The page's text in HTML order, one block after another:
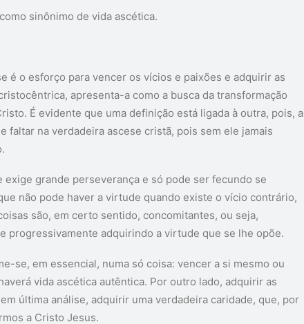
sinônimo de vida ascética.
é o esforço para vencer os vícios e paixões e adquirir as
apresenta-a como a busca da transformação
É evidente que uma definição está ligada à outra, pois, a
faltar na verdadeira ascese cristã, pois sem ele jamais
grande perseverança e só pode ser fecundo se
não pode haver a virtude quando existe o vício contrário,
são, em certo sentido, concomitantes, ou seja,
progressivamente adquirindo a virtude que se lhe opõe.
se, em essencial, numa só coisa: vencer a si mesmo ou
vida ascética autêntica. Por outro lado, adquirir as
última análise, adquirir uma verdadeira caridade, que, por
a Cristo Jesus.